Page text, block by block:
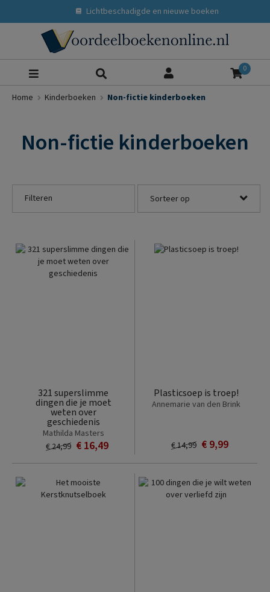
Lichtbeschadigde en nieuwe boeken
0
Home Kinderboeken Non-fictie kinderboeken
Non-fictie kinderboeken
Filteren
321 superslimme
dingen die je moet
weten over
geschiedenis
Mathilda Masters
€ 16,49
€ 24,99
Plasticsoep is troep!
Annemarie van den Brink
€ 9,99
€ 14,99